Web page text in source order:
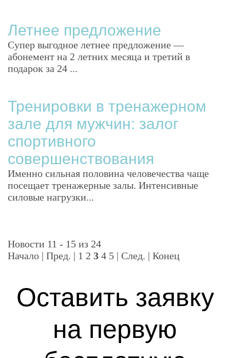
Летнее предложение
Супер выгодное летнее предложение —
абонемент на 2 летних месяца и третий в
подарок за 24 ...
Тренировки в тренажерном
зале для мужчин: залог
спортивного
совершенствования
Именно сильная половина человечества чаще
посещает тренажерные залы. Интенсивные
силовые нагрузки...
Новости 11 - 15 из 24
Начало | Пред. | 1 2 3 4 5 | След. | Конец
Оставить заявку
на первую